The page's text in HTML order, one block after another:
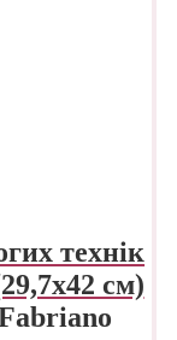
технік
см)